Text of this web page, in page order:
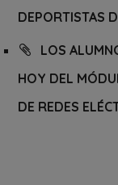
DEPORTISTAS
LOS
HOY DEL
DE REDES